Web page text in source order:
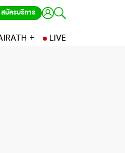
สมัครบริการ
+ LIVE